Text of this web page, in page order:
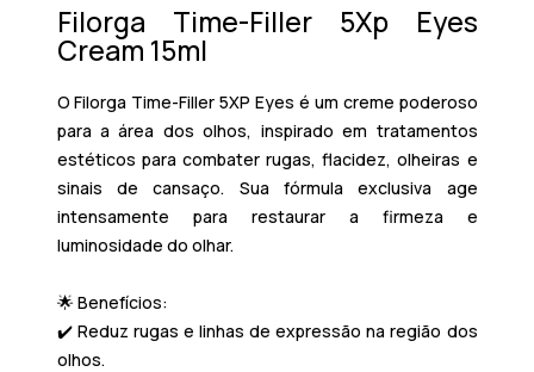
Filorga Time-Filler 5Xp Eyes
Cream 15ml
OFilorga Time-Filler 5XP Eyes é um creme poderoso
para aárea dos olhos, inspirado em tratamentos
estéticos para combater rugas, flacidez, olheiras e
sinais de cansaço. Sua fórmula exclusiva age
intensamente para restaurar a firmeza e
luminosidade do olhar.
🌟 Benefícios:
✔️ Reduz rugas e linhas de expressão na região dos
olhos.